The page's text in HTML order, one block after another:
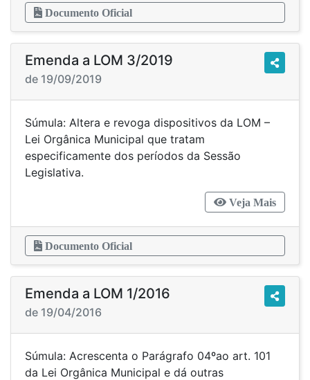
Documento Oficial
Emenda a LOM 3/2019
de 19/09/2019
Súmula: Altera e revoga dispositivos da LOM –
Lei Orgânica Municipal que tratam
especificamente dos períodos da Sessão
Legislativa.
Veja Mais
Documento Oficial
Emenda a LOM 1/2016
de 19/04/2016
Súmula: Acrescenta o Parágrafo 04ºao art. 101
da Lei Orgânica Municipal e dá outras